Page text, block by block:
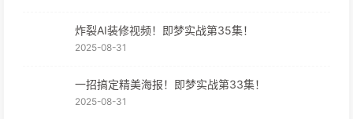
炸裂AI装修视频！即梦实战第35集！
2025-08-31
一招搞定精美海报！即梦实战第33集！
2025-08-31